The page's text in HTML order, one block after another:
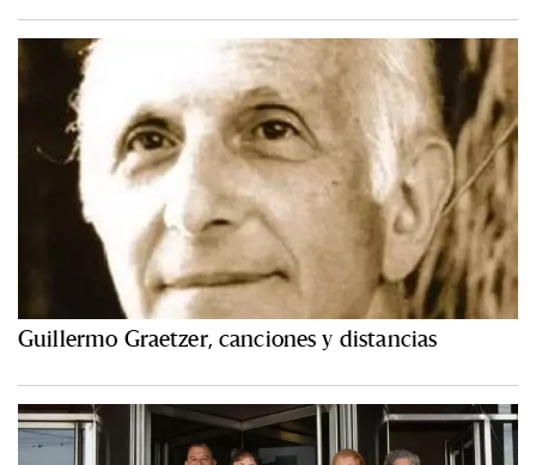
Guillermo Graetzer, canciones y distancias